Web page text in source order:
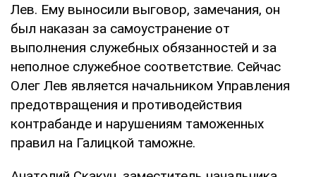
Лев. Ему выносили выговор, замечания, он
был наказан за самоустранение от
выполнения служебных обязанностей и за
неполное служебное соответствие. Сейчас
Олег Лев является начальником Управления
предотвращения и противодействия
контрабанде и нарушениям таможенных
правил на Галицкой таможне.